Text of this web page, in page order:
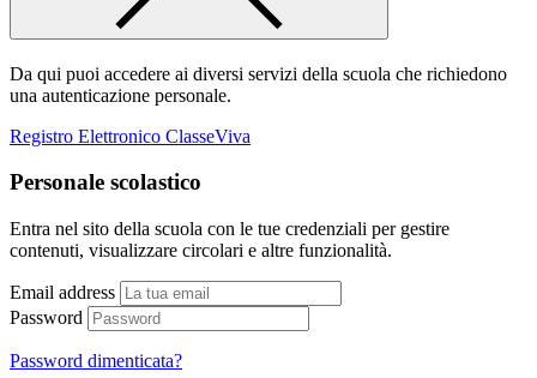
Da qui puoi accedere ai diversi servizi della scuola che richiedono
una autenticazione personale.
Registro Elettronico ClasseViva
Personale scolastico
Entra nel sito della scuola con le tue credenziali per gestire
contenuti, visualizzare circolari e altre funzionalità.
Email address
Password
Password dimenticata?